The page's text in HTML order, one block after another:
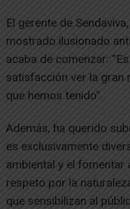
El gerente de
mostrado ilusionado
acaba de comenzar:
satisfacción ver la gran
que hemos tenido”.
Además, ha querido
es exclusivamente
ambiental y el fomentar
respeto por la
que sensibilizan al